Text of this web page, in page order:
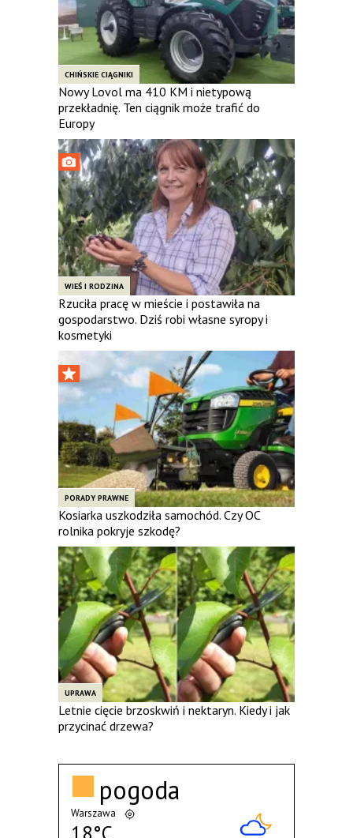
CHIŃSKIE CIĄGNIKI
Nowy Lovol ma 410 KM i nietypową
przekładnię. Ten ciągnik może trafić do
Europy
WIEŚ I RODZINA
Rzuciła pracę w mieście i postawiła na
gospodarstwo. Dziś robi własne syropy i
kosmetyki
PORADY PRAWNE
Kosiarka uszkodziła samochód. Czy OC
rolnika pokryje szkodę?
UPRAWA
Letnie cięcie brzoskwiń i nektaryn. Kiedy i jak
przycinać drzewa?
pogoda
Warszawa